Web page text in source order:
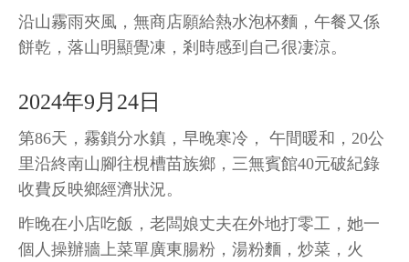
沿山霧雨夾風，無商店願給熱水泡杯麵，午餐又係
餅乾，落山明顯覺凍，剎時感到自己很凄涼。
2024年9月24日
第86天，霧鎖分水鎮，早晚寒冷， 午間暖和，20公
里沿終南山腳往梘槽苗族鄉，三無賓館40元破紀錄
收費反映鄉經濟狀況。
昨晚在小店吃飯，老闆娘丈夫在外地打零工，她一
個人操辦牆上菜單廣東腸粉，湯粉麵，炒菜，火